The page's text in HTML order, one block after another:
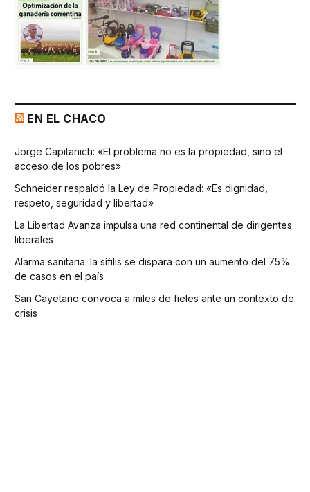
EN EL CHACO
Jorge Capitanich: «El problema no es la propiedad, sino el
acceso de los pobres»
Schneider respaldó la Ley de Propiedad: «Es dignidad,
respeto, seguridad y libertad»
La Libertad Avanza impulsa una red continental de dirigentes
liberales
Alarma sanitaria: la sífilis se dispara con un aumento del 75%
de casos en el país
San Cayetano convoca a miles de fieles ante un contexto de
crisis